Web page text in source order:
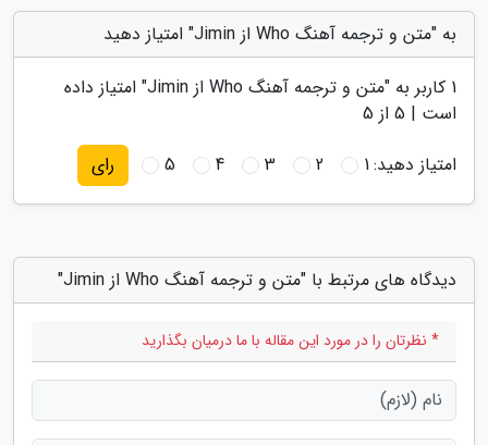
به "متن و ترجمه آهنگ Who از Jimin" امتیاز دهید
1 کاربر به "متن و ترجمه آهنگ Who از Jimin
" امتیاز داده
است | 5 از 5
امتیاز دهید:1
2
3
4
5 رای
دیدگاه های مرتبط با "متن و ترجمه آهنگ Who از Jimin"
* نظرتان را در مورد این مقاله با ما درمیان بگذارید